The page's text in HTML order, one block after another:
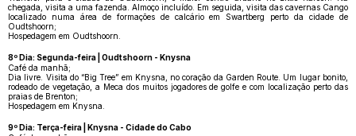
chegada, visita a uma fazenda. Almoço incluído. Em seguida, visita das cavernas Cango
localizado numa área de formações de calcário em Swartberg perto da cidade de
Oudtshoorn;
Hospedagem em Oudtshoorn.
8º Dia: Segunda-feira | Oudtshoorn - Knysna
Café da manhã;
Dia livre. Visita do “Big Tree” em Knysna, no coração da Garden Route. Um lugar bonito,
rodeado de vegetação, a Meca dos muitos jogadores de golfe e com localização perto das
praias de Brenton;
Hospedagem em Knysna.
9º Dia: Terça-feira | Knysna - Cidade do Cabo